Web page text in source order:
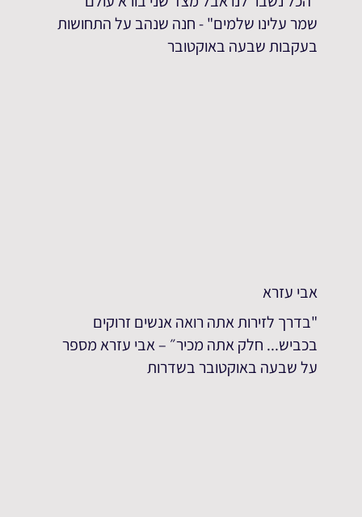
שמר עלינו שלמים" - חנה שנהב על התחושות
בעקבות שבעה באוקטובר
אבי עזרא
"בדרך לזירות אתה רואה אנשים זרוקים
בכביש... חלק אתה מכיר״ – אבי עזרא מספר
על שבעה באוקטובר בשדרות